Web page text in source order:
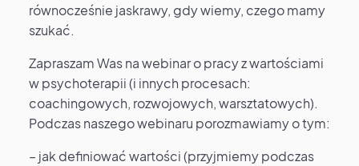
równocześnie jaskrawy, gdy wiemy, czego mamy
szukać.
Zapraszam Was na webinar o pracy z wartościami
w psychoterapii (i innych procesach:
coachingowych, rozwojowych, warsztatowych).
Podczas naszego webinaru porozmawiamy o tym:
– jak definiować wartości (przyjmiemy podczas